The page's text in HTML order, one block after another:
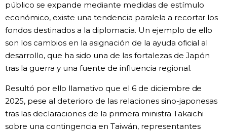
público se expande mediante medidas de estímulo
económico, existe una tendencia paralela a recortar los
fondos destinados a la diplomacia. Un ejemplo de ello
son los cambios en la asignación de la ayuda oficial al
desarrollo, que ha sido una de las fortalezas de Japón
tras la guerra y una fuente de influencia regional.
Resultó por ello llamativo que el 6 de diciembre de
2025, pese al deterioro de las relaciones sino-japonesas
tras las declaraciones de la primera ministra Takaichi
sobre una contingencia en Taiwán, representantes